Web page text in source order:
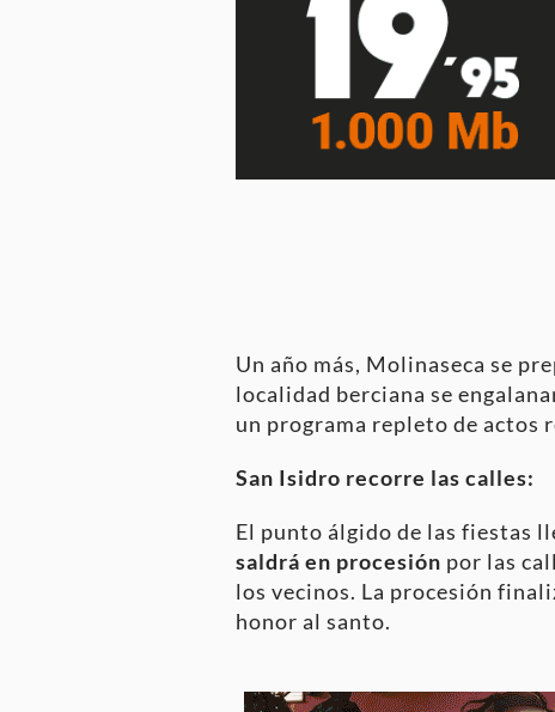
Un año más, Molinaseca se
localidad berciana se
un programa repleto de actos
San Isidro recorre las calles:
El punto álgido de las fiestas
saldrá en procesión por las
los vecinos. La procesión
honor al santo.